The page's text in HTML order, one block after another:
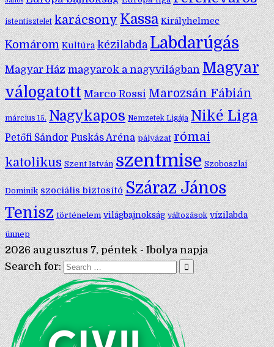
istentisztelet karácsonyKassa Királyhelmec
Komárom Kultúra kézilabda Labdarúgás
Magyar Ház magyarok a nagyvilágban Magyar
válogatott Marco Rossi Marozsán Fábián
március 15. Nagykapos Nemzetek Ligája Niké Liga
Petőfi Sándor Puskás Aréna pályázat római
katolikus Szent István szentmise Szoboszlai
Dominik szociális biztosító Száraz János
Tenisz történelem világbajnokság változások vízilabda
ünnep
2026 augusztus 7, péntek - Ibolya napja
Search for: